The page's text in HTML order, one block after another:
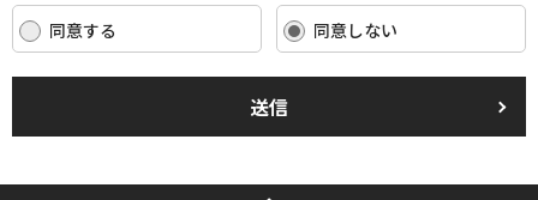
当社は、これらのお客さまの個人情報（以下「お客さま情報」といいま
す。）の適正な保護を重大な責務と認識し、この責務を果たすために、次
法令を遵守し、適切に取り扱います。また、適宜取扱いの改善に努めま
す。
ます。また、取引先等に対しても適切にお客さま情報を取り扱うように要
同意する 同意しない
送信